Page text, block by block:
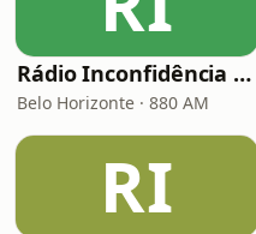
Rádio Inconfidência Belo Horizonte
Belo Horizonte · 880 AM
RI